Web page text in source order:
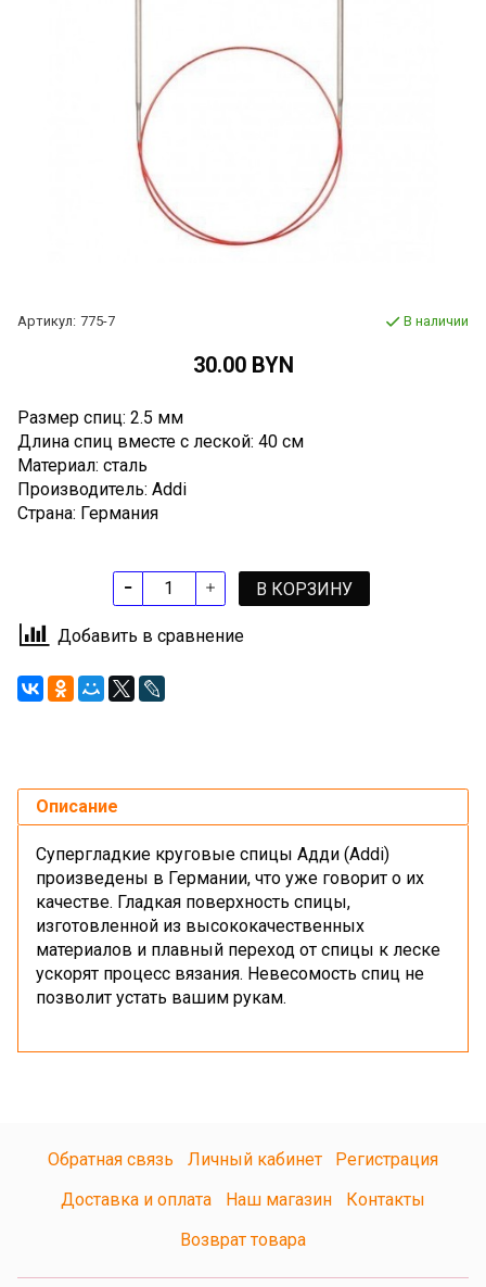
Артикул: 775-7 В наличии
30.00 BYN
Размер спиц: 2.5 мм
Длина спиц вместе с леской: 40 см
Материал: сталь
Производитель: Addi
Страна: Германия
В КОРЗИНУ
Добавить в сравнение
Описание
Супергладкие круговые спицы Адди (Addi)
произведены в Германии, что уже говорит о их
качестве. Гладкая поверхность спицы,
изготовленной из высококачественных
материалов и плавный переход от спицы к леске
ускорят процесс вязания. Невесомость спиц не
позволит устать вашим рукам.
Обратная связь Личный кабинет
Регистрация
Доставка и оплата
Наш магазин
Контакты
Возврат товара